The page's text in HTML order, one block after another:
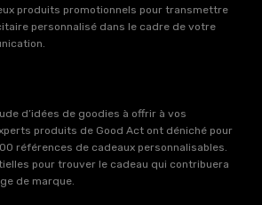
produits promotionnels pour transmettre
personnalisé dans le cadre de votre
d’idées de goodies à offrir à vos
produits de Good Act ont déniché pour
références de cadeaux personnalisables.
pour trouver le cadeau qui contribuera
de marque.